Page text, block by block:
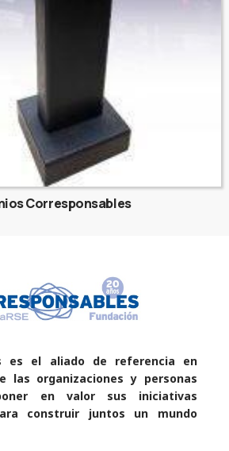
Corresponsables
es el aliado de referencia en
las organizaciones y personas
en valor sus iniciativas
construir juntos un mundo